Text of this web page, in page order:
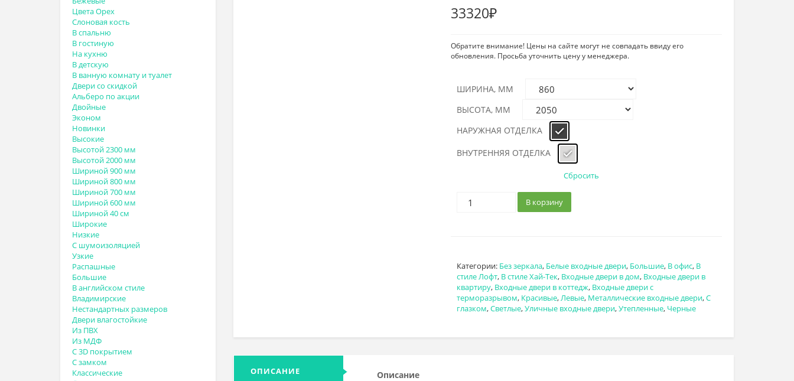
Цвета Орех
Слоновая кость
В спальню
В гостиную
На кухню
В детскую
В ванную комнату и туалет
Двери со скидкой
Альберо по акции
Двойные
Эконом
Новинки
Высокие
Высотой 2300 мм
Высотой 2000 мм
Шириной 900 мм
Шириной 800 мм
Шириной 700 мм
Шириной 600 мм
Шириной 40 см
Широкие
Низкие
С шумоизоляцией
Узкие
Распашные
Большие
В английском стиле
Владимирские
Нестандартных размеров
Двери влагостойкие
Из ПВХ
Из МДФ
С 3D покрытием
С замком
Классические
33320₽
Обратите внимание! Цены на сайте могут не совпадать ввиду его
обновления. Просьба уточнить цену у менеджера.
ШИРИНА, ММ
ВЫСОТА, ММ
НАРУЖНАЯ ОТДЕЛКА
ВНУТРЕННЯЯ ОТДЕЛКА
Сбросить
В корзину
Категории: Без зеркала, Белые входные двери, Большие, В офис, В
стиле Лофт, В стиле Хай-Тек, Входные двери в дом, Входные двери в
квартиру, Входные двери в коттедж, Входные двери с
терморазрывом, Красивые,Левые, Металлические входные двери,С
глазком,Светлые,Уличные входные двери,Утепленные, Черные
ОПИСАНИЕ Описание